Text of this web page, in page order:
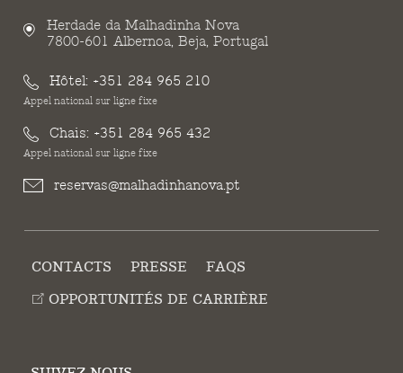
Herdade da Malhadinha Nova
7800-601 Albernoa, Beja, Portugal
Hôtel: +351 284 965 210
Appel national sur ligne fixe
Chais: +351 284 965 432
Appel national sur ligne fixe
reservas@malhadinhanova.pt
CONTACTS PRESSE
FAQS
OPPORTUNITÉS DE CARRIÈRE